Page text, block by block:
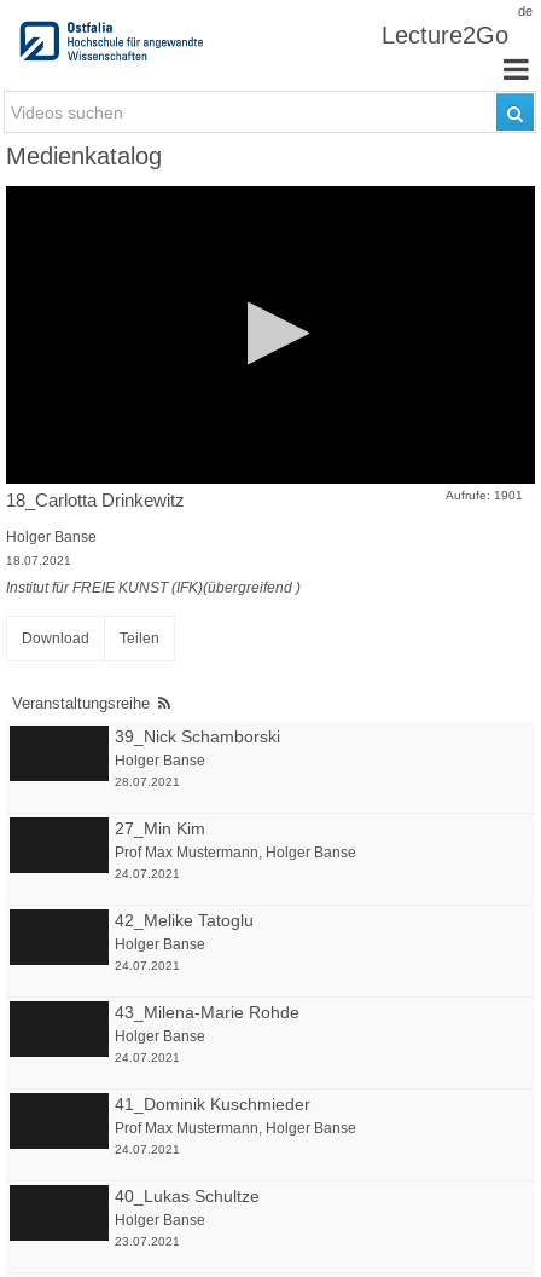
de
Lecture2Go
Medienkatalog
Aufrufe: 1901
18_Carlotta Drinkewitz
Holger Banse
18.07.2021
Institut für FREIE KUNST (IFK)(übergreifend )
Download Teilen
Veranstaltungsreihe
39_Nick Schamborski
Holger Banse
28.07.2021
27_Min Kim
Prof Max Mustermann, Holger Banse
24.07.2021
42_Melike Tatoglu
Holger Banse
24.07.2021
43_Milena-Marie Rohde
Holger Banse
24.07.2021
41_Dominik Kuschmieder
Prof Max Mustermann, Holger Banse
24.07.2021
40_Lukas Schultze
Holger Banse
23.07.2021